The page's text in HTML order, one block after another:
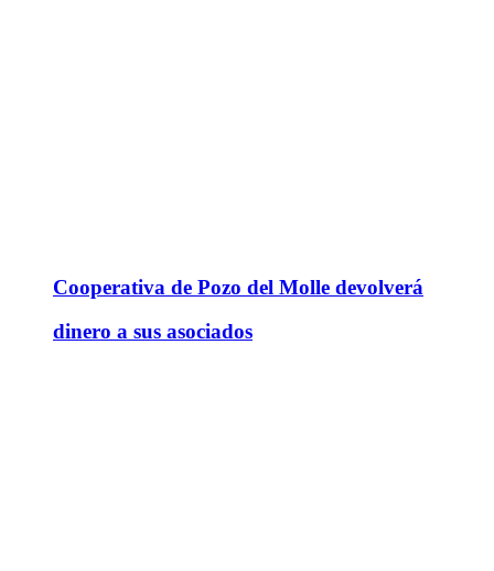
Cooperativa de Pozo del Molle devolverá
dinero a sus asociados